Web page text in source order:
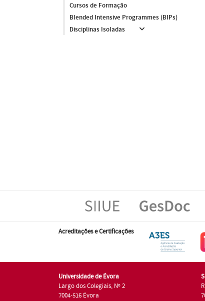
Cursos de Formação
Blended Intensive Programmes (BIPs)
Disciplinas Isoladas
Acreditações e Certificações
Universidade de Évora
Largo dos Colegiais, Nº 2
7004-516 Évora